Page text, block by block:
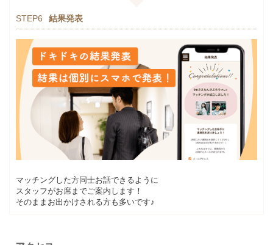
STEP6 結果発表
マッチングした方同士お話できるように
スタッフがお席までご案内します！
そのままお出かけされる方も多いです♪